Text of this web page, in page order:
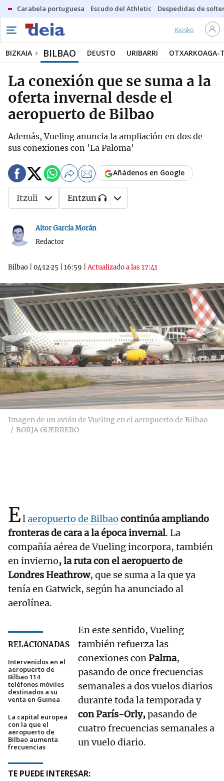
Carabela portuguesa Escudo del Athletic Despedidas de
Kiosko
BIZKAIA BILBAO DEUSTO URIBARRI OTXARKOAGA-
La conexión que se suma a la
oferta invernal desde el
aeropuerto de Bilbao
Además, Vueling anuncia la ampliación en dos de
sus conexiones con 'La Paloma'
Aitor García Morán
Redactor
Bilbao 04·12·25 16:59 |Actualizado a las 17:41
Añádenos en Google
Itzuli Entzun
Imagen de un avión de Vueling en el aeropuerto de Bilbao
BORJA GUERRERO
Elaeropuerto de Bilbao continúa ampliando
fronteras de cara a la época invernal. La
compañía aérea de Vueling incorpora, también
en invierno, la ruta con el aeropuerto de
Londres Heathrow, que se suma a la que ya
tenía en Gatwick, según ha anunciado al
aerolínea.
RELACIONADAS
Intervenidos en el
aeropuerto de
Bilbao 114
teléfonos móviles
destinados a su
venta en Guinea
La capital europea
con la que el
aeropuerto de
Bilbao aumenta
frecuencias
En este sentido, Vueling
también refuerza las
conexiones conPalma,
pasando de once frecuencias
semanales a dos vuelos diarios
durante toda la temporada y
con París-Orly,pasando de
cuatro frecuencias semanales a
un vuelo diario.
TE PUEDE INTERESAR: